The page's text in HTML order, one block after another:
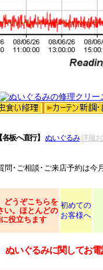
【各板へ直行】 ぬいぐるみ 洋服
問･ご相談･ご来店予約は今
どうぞこちらを
い。ほとんどの
役立ちます
初めての
お客様へ
ぬいぐるみに関してお